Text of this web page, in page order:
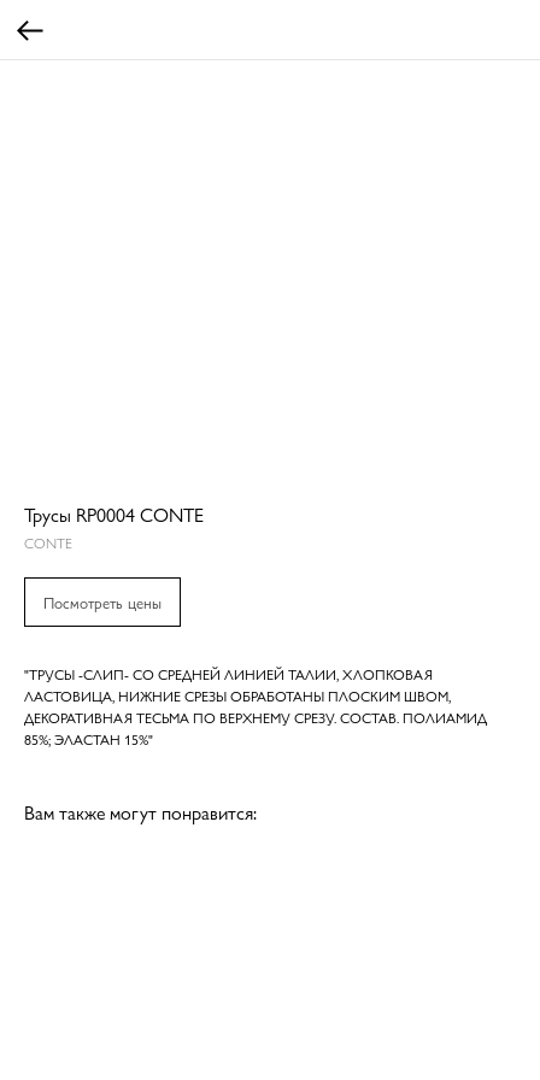
Трусы RP0004 CONTE
CONTE
Посмотреть цены
"ТРУСЫ -СЛИП- СО СРЕДНЕЙ ЛИНИЕЙ ТАЛИИ, ХЛОПКОВАЯ
ЛАСТОВИЦА, НИЖНИЕ СРЕЗЫ ОБРАБОТАНЫ ПЛОСКИМ ШВОМ,
ДЕКОРАТИВНАЯ ТЕСЬМА ПО ВЕРХНЕМУ СРЕЗУ. СОСТАВ. ПОЛИАМИД
85%; ЭЛАСТАН 15%"
Вам также могут понравится: